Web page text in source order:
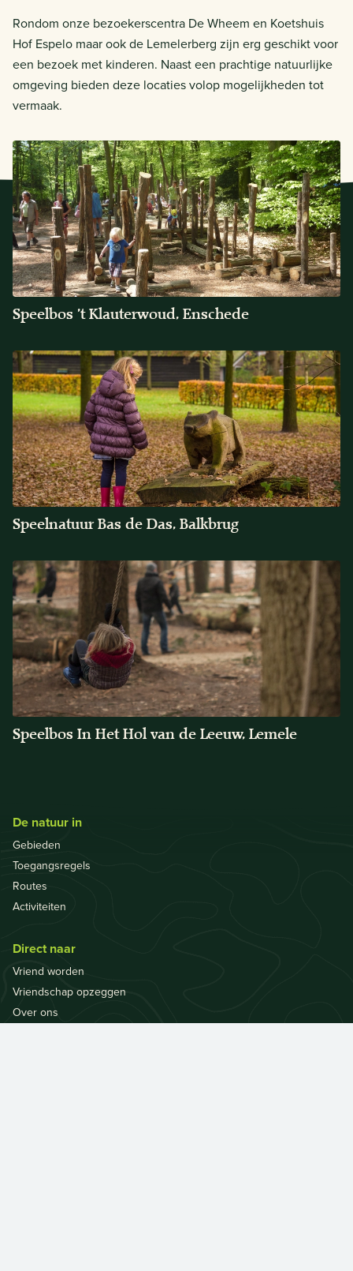
Rondom onze bezoekerscentra De Wheem en Koetshuis
Hof Espelo maar ook de Lemelerberg zijn erg geschikt voor
een bezoek met kinderen. Naast een prachtige natuurlijke
omgeving bieden deze locaties volop mogelijkheden tot
vermaak.
Speelbos 't Klauterwoud, Enschede
Speelnatuur Bas de Das, Balkbrug
Speelbos In Het Hol van de Leeuw, Lemele
De natuur in
Gebieden
Toegangsregels
Routes
Activiteiten
Direct naar
Vriend worden
Vriendschap opzeggen
Over ons